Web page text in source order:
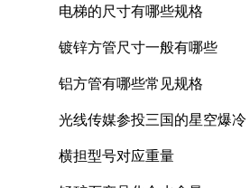
电梯的尺寸有哪些规格
镀锌方管尺寸一般有哪些
铝方管有哪些常见规格
光线传媒参投三国的星空爆冷
横担型号对应重量